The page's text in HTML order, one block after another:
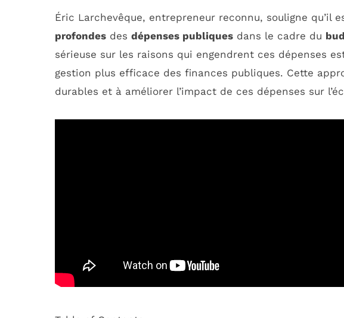
Éric Larchevêque, entrepreneur reconnu, souligne qu’il
profondes des dépenses publiques dans le cadre du
sérieuse sur les raisons qui engendrent ces dépenses
gestion plus efficace des finances publiques. Cette
durables et à améliorer l’impact de ces dépenses sur